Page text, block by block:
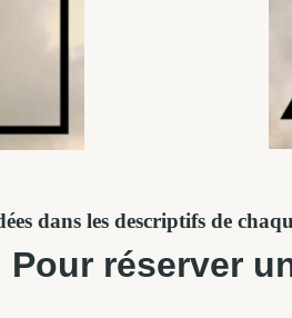
dans les descriptifs de
Pour réserver